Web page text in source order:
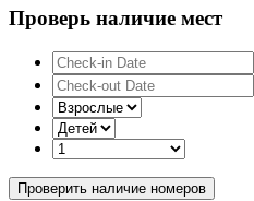
Проверь наличие мест
Проверить наличие номеров